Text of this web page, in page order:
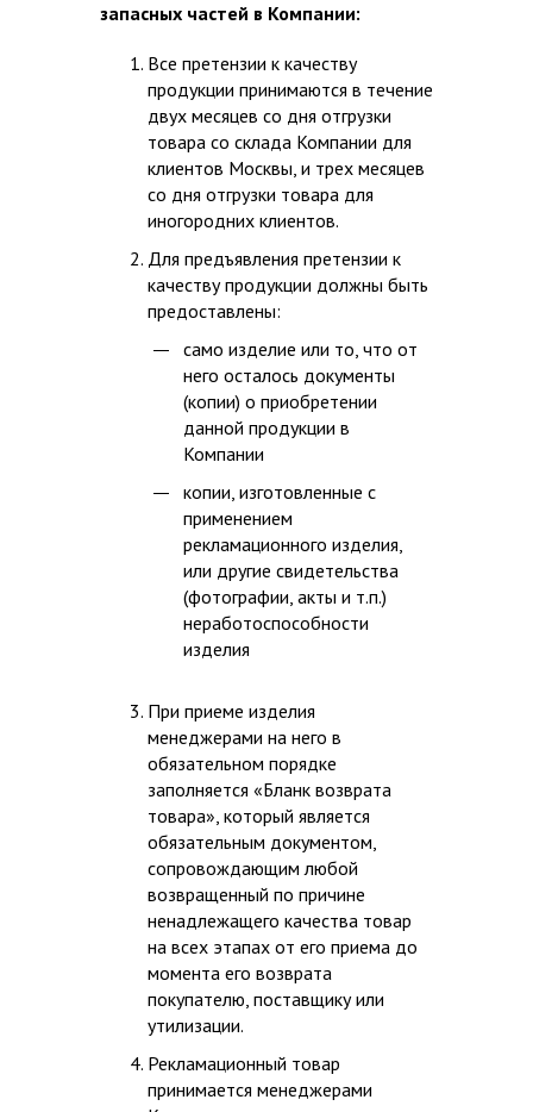
запасных частей в Компании:
Все претензии к качеству
продукции принимаются в течение
двух месяцев со дня отгрузки
товара со склада Компании для
клиентов Москвы, и трех месяцев
со дня отгрузки товара для
иногородних клиентов.
Для предъявления претензии к
качеству продукции должны быть
предоставлены:
само изделие или то, что от
него осталось документы
(копии) о приобретении
данной продукции в
Компании
копии, изготовленные с
применением
рекламационного изделия,
или другие свидетельства
(фотографии, акты и т.п.)
неработоспособности
изделия
При приеме изделия
менеджерами на него в
обязательном порядке
заполняется «Бланк возврата
товара», который является
обязательным документом,
сопровождающим любой
возвращенный по причине
ненадлежащего качества товар
на всех этапах от его приема до
момента его возврата
покупателю, поставщику или
утилизации.
Рекламационный товар
принимается менеджерами